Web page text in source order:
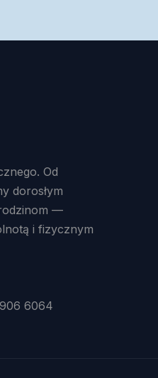
Od
dorosłym
—
i fizycznym
6064